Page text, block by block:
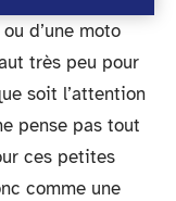
d’une moto
très peu pour
soit l’attention
pense pas tout
ces petites
comme une